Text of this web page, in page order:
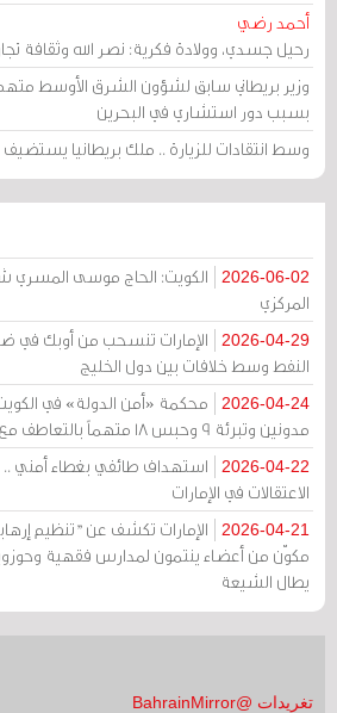
أحمد رضي
رحيل جسدي، وولادة فكرية: نصر الله وثقافة
وزير بريطاني سابق لشؤون الشرق الأوسط
بسبب دور استشاري في البحرين
وسط انتقادات للزيارة .. ملك بريطانيا
2026-06-02
الكويت: الحاج موسى المسري
المركزي
2026-04-29
الإمارات تنسحب من أوبك في
النفط وسط خلافات بين دول الخليج
2026-04-24
مدونين وتبرئة 9 وحبس 18 متهماً بالتعاطف مع إيران
2026-04-22
استهداف طائفي بغطاء أمني ..
الاعتقالات في الإمارات
2026-04-21
الإمارات تكشف عن "تنظيم
مكوّن من أعضاء ينتمون لمدارس فقهية
يطال الشيعة
تغريدات @BahrainMirror